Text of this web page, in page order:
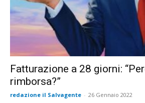
Fatturazione a 28 giorni:
rimborsa?”
redazione il Salvagente - 26 Gennaio 2022